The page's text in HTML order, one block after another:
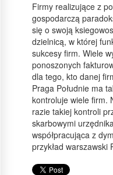
Firmy realizujące z
gospodarczą
się o swoją
dzielnicą, w której
sukcesy firm. Wiele
ponoszonych
dla tego, kto danej
Praga Południe ma
kontroluje wiele firm.
razie takiej kontroli
skarbowymi
współpracująca z
przykład warszawski